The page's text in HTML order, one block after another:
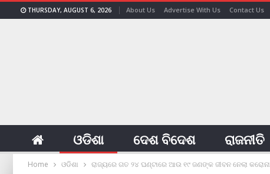
THURSDAY, AUGUST 6, 2026 About Us Advertise With Us Contact Us
ଓଡିଶା ଦେଶ ବିଦେଶ ରାଜନୀତି
Home ଓଡିଶା ରାଜ୍ୟରେ ଗତ ୨୪ ଘଣ୍ଟାରେ ଆଉ ୧୯ ଜଣଙ୍କ ଜୀବନ ନେଲା କରୋନା